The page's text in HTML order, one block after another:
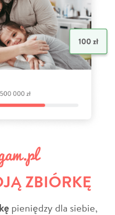
ZBIÓRKĘ
pieniędzy dla siebie,